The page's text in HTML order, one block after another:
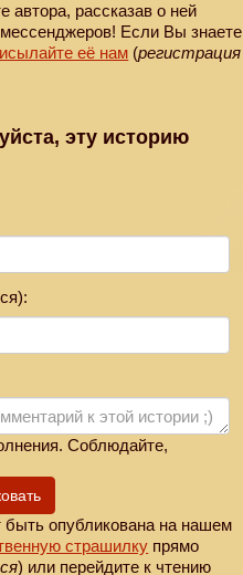
автора, рассказав о ней
Если Вы знаете
её нам (регистрация
эту историю
Соблюдайте,
опубликована на нашем
страшилку прямо
) или перейдите к чтению